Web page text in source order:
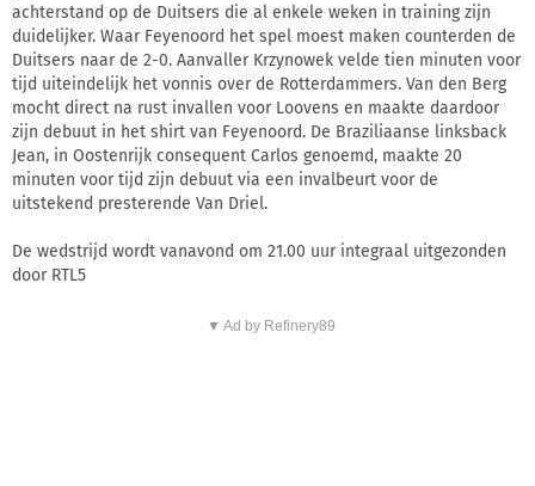
achterstand op de Duitsers die al enkele weken in training zijn
duidelijker. Waar Feyenoord het spel moest maken counterden de
Duitsers naar de 2-0. Aanvaller Krzynowek velde tien minuten voor
tijd uiteindelijk het vonnis over de Rotterdammers. Van den Berg
mocht direct na rust invallen voor Loovens en maakte daardoor
zijn debuut in het shirt van Feyenoord. De Braziliaanse linksback
Jean, in Oostenrijk consequent Carlos genoemd, maakte 20
minuten voor tijd zijn debuut via een invalbeurt voor de
uitstekend presterende Van Driel.
De wedstrijd wordt vanavond om 21.00 uur integraal uitgezonden
door RTL5
▼ Ad by Refinery89